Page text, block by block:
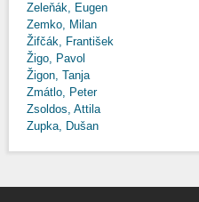
Zeleňák, Eugen
Zemko, Milan
Žifčák, František
Žigo, Pavol
Žigon, Tanja
Zmátlo, Peter
Zsoldos, Attila
Zupka, Dušan